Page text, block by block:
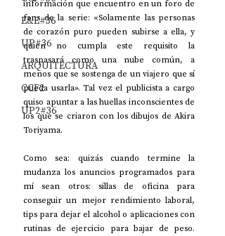
E&E#36
UP#36
ARQUITECTURA
CCF2
UP2#36
información que encuentro en un foro de
fans de la serie: «Solamente las personas
de corazón puro pueden subirse a ella, y
quien no cumpla este requisito la
traspasará como una nube común, a
menos que se sostenga de un viajero que sí
pueda usarla». Tal vez el publicista a cargo
quiso apuntar a las huellas inconscientes de
los que se criaron con los dibujos de Akira
Toriyama.
Como sea: quizás cuando termine la
mudanza los anuncios programados para
mí sean otros: sillas de oficina para
conseguir un mejor rendimiento laboral,
tips para dejar el alcohol o aplicaciones con
rutinas de ejercicio para bajar de peso.